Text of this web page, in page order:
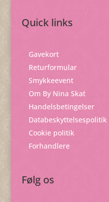
Quick links
Gavekort
Returformular
Smykkeevent
Om By Nina Skat
Handelsbetingelser
Databeskyttelsespolitik
Cookie politik
Forhandlere
Følg os